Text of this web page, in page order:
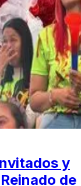
y
de